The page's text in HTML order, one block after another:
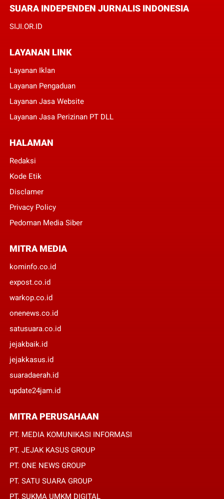
SUARA INDEPENDEN JURNALIS INDONESIA
SIJI.OR.ID
LAYANAN LINK
Layanan Iklan
Layanan Pengaduan
Layanan Jasa Website
Layanan Jasa Perizinan PT DLL
HALAMAN
Redaksi
Kode Etik
Disclamer
Privacy Policy
Pedoman Media Siber
MITRA MEDIA
kominfo.co.id
expost.co.id
warkop.co.id
onenews.co.id
satusuara.co.id
jejakbaik.id
jejakkasus.id
suaradaerah.id
update24jam.id
MITRA PERUSAHAAN
PT. MEDIA KOMUNIKASI INFORMASI
PT. JEJAK KASUS GROUP
PT. ONE NEWS GROUP
PT. SATU SUARA GROUP
PT. SUKMA UMKM DIGITAL